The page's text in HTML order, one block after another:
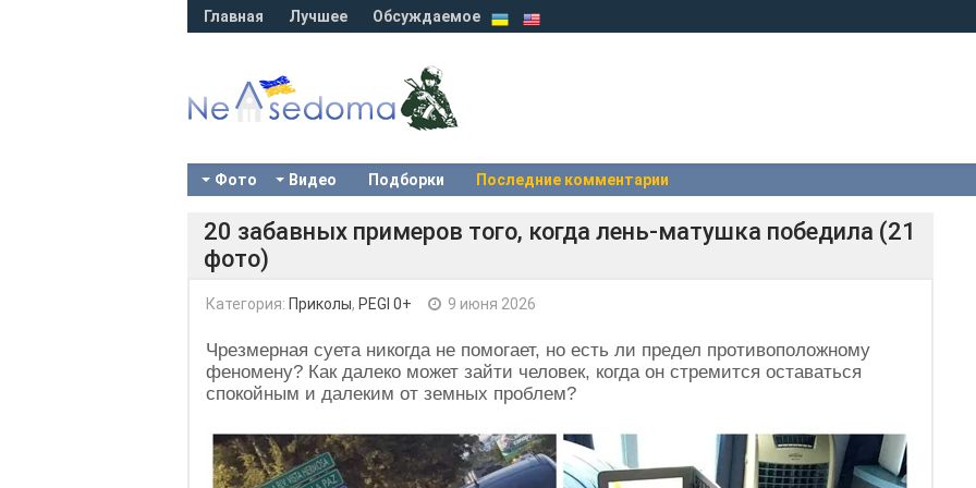
Главная Лучшее Обсуждаемое
Фото Видео Подборки Последние комментарии
20 забавных примеров того, когда лень-матушка победила (21
фото)
Категория: Приколы, PEGI 0+ 9 июня 2026
Чрезмерная суета никогда не помогает, но есть ли предел противоположному
феномену? Как далеко может зайти человек, когда он стремится оставаться
спокойным и далеким от земных проблем?